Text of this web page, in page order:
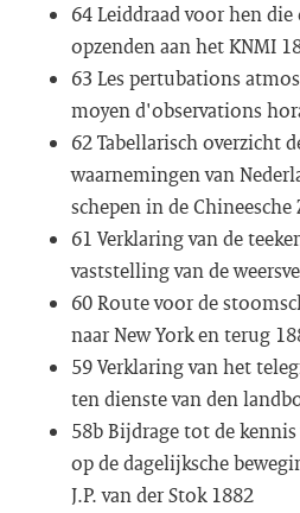
64 Leiddraad voor hen
opzenden aan het KNMI
63 Les pertubations
moyen d'observations
62 Tabellarisch overzicht
waarnemingen van
schepen in de Chineesche
61 Verklaring van de
vaststelling van de
60 Route voor de
naar New York en terug
59 Verklaring van het
ten dienste van den
58b Bijdrage tot de
op de dagelijksche
J.P. van der Stok 1882